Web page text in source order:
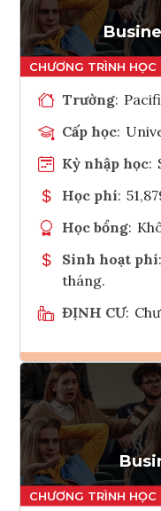
Trường:
Cấp học:
Kỳ nhập học:
Học phí:
Học bổng:
Sinh hoạt phí:
tháng.
ĐỊNH CƯ: